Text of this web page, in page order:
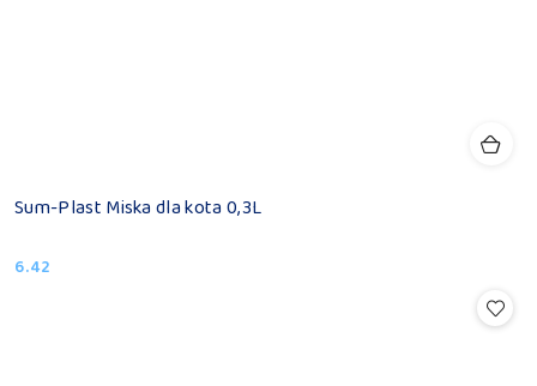
Sum-Plast Miska dla kota 0,3L
Cena:
6.42